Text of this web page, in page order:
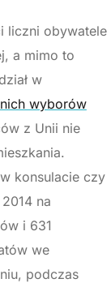
liczni obywatele
a mimo to
w
wyborów
z Unii nie
konsulacie czy
na
i 631
we
podczas